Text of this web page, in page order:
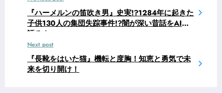
『ハーメルンの笛吹き男』史実!?1284年に起きた
子供130人の集団失踪事件!?闇が深い昔話をAIと
語るよー
Next post
『長靴をはいた猫』機転と度胸！知恵と勇気で未
来を切り開け！